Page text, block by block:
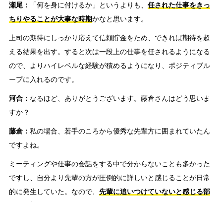
瀬尾： 「何を身に付けるか」というよりも、 任された仕事をきっ
ちりやることが大事な時期かなと思います。
上司の期待にしっかり応えて信頼貯金をため、できれば期待を超
える結果を出す。すると次は一段上の仕事を任されるようになる
ので、よりハイレベルな経験が積めるようになり、ポジティブル
ープに入れるのです。
河合： なるほど、ありがとうございます。藤倉さんはどう思いま
すか？
藤倉： 私の場合、若手のころから優秀な先輩方に囲まれていたん
ですよね。
ミーティングや仕事の会話をする中で分からないことも多かった
ですし、自分より先輩の方が圧倒的に詳しいと感じることが日常
的に発生していた。なので、 先輩に追いつけていないと感じる部